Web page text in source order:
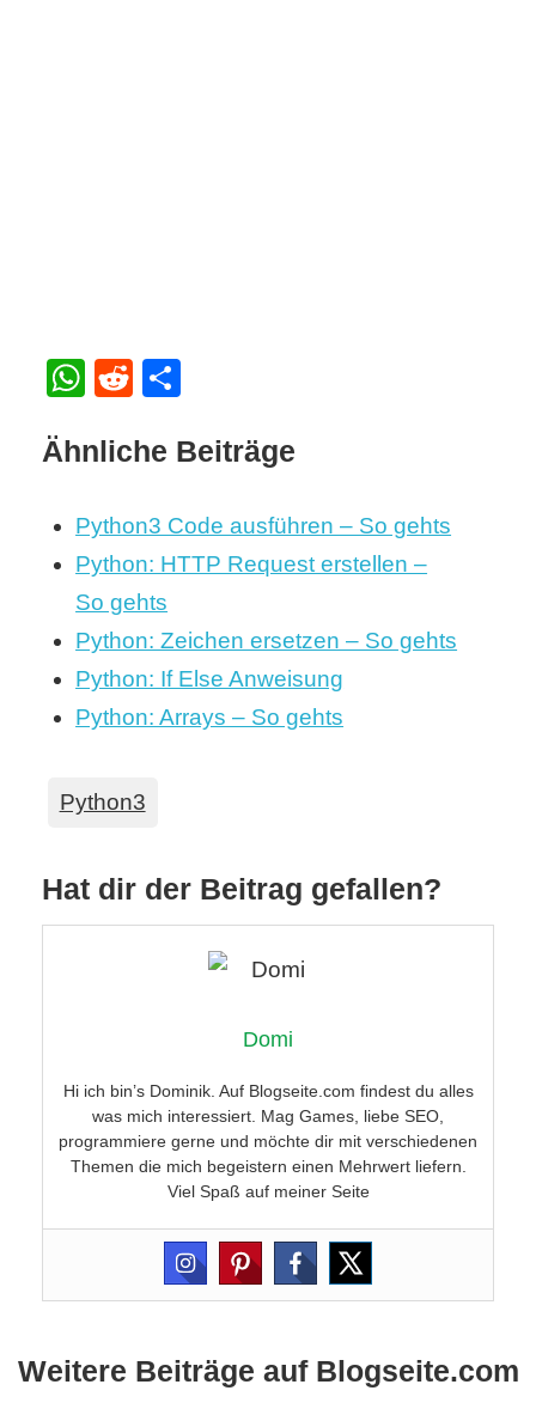
WhatsApp
Reddit
Ähnliche Beiträge
Python3 Code ausführen – So gehts
Python: HTTP Request erstellen –
So gehts
Python: Zeichen ersetzen – So gehts
Python: If Else Anweisung
Python: Arrays – So gehts
Python3
Hat dir der Beitrag gefallen?
Domi
Hi ich bin’s Dominik. Auf Blogseite.com findest du alles
was mich interessiert. Mag Games, liebe SEO,
programmiere gerne und möchte dir mit verschiedenen
Themen die mich begeistern einen Mehrwert liefern.
Viel Spaß auf meiner Seite
Weitere Beiträge auf Blogseite.com